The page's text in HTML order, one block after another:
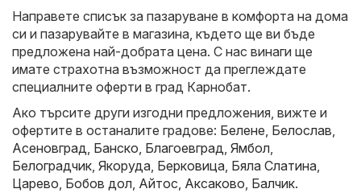
Направете списък за пазаруване в комфорта на дома
си и пазарувайте в магазина, където ще ви бъде
предложена най-добрата цена. С нас винаги ще
имате страхотна възможност да преглеждате
специалните оферти в град Карнобат.
Ако търсите други изгодни предложения, вижте и
офертите в останалите градове: Белене, Белослав,
Асеновград, Банско, Благоевград, Ямбол,
Белоградчик, Якоруда, Берковица, Бяла Слатина,
Царево, Бобов дол, Айтос, Аксаково, Балчик.